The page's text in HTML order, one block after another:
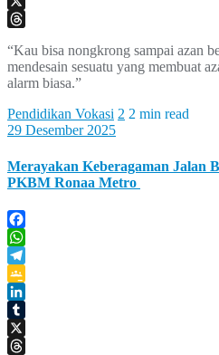
X
“Kau bisa nongkrong sampai azan
mendesain sesuatu yang membuat
alarm biasa.”
Pendidikan Vokasi 2 2 min read
29 Desember 2025
Merayakan Keberagaman Jalan
PKBM Ronaa Metro
Facebook
WhatsApp
Telegram
Google
Classroom
LinkedIn
Tumblr
X